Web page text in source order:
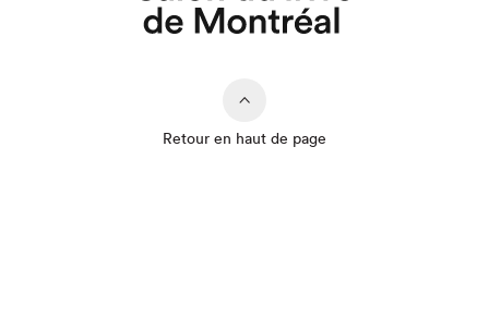
Que cherchez-vous?
Retour en haut de page